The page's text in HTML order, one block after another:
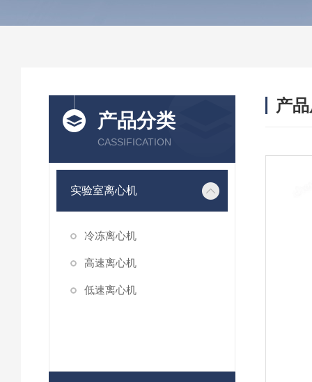
产品分类
CASSIFICATION
实验室离心机
冷冻离心机
高速离心机
低速离心机
产